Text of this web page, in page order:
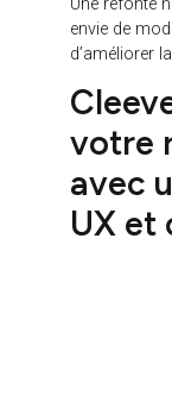
mais une
Il faut
SEO sur
pages
Search
envoyés,
les